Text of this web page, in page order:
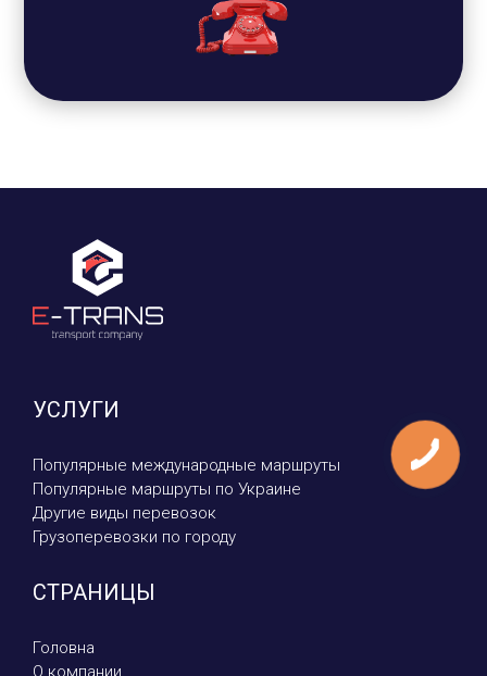
УСЛУГИ
Популярные международные маршруты
Популярные маршруты по Украине
Другие виды перевозок
Грузоперевозки по городу
СТРАНИЦЫ
Головна
О компании